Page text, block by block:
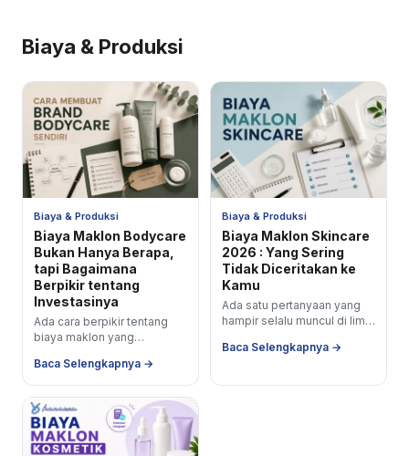
Biaya & Produksi
Biaya & Produksi
Biaya Maklon Bodycare
Bukan Hanya Berapa,
tapi Bagaimana
Berpikir tentang
Investasinya
Ada cara berpikir tentang
biaya maklon yang
mengambil keputusan yang
keliru dan itu adalah...
Baca Selengkapnya →
Biaya & Produksi
Biaya Maklon Skincare
2026 : Yang Sering
Tidak Diceritakan ke
Kamu
Ada satu pertanyaan yang
hampir selalu muncul di lima
diskusi antara calon brand
Baca Selengkapnya →